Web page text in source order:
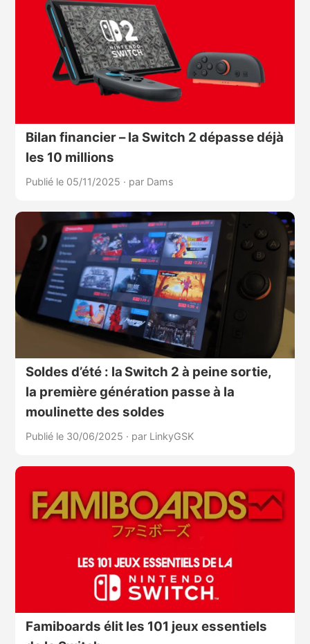
Bilan financier – la Switch 2 dépasse déjà
les 10 millions
Publié le 05/11/2025 · par Dams
Soldes d’été : la Switch 2 à peine sortie,
la première génération passe à la
moulinette des soldes
Publié le 30/06/2025 · par LinkyGSK
Famiboards élit les 101 jeux essentiels